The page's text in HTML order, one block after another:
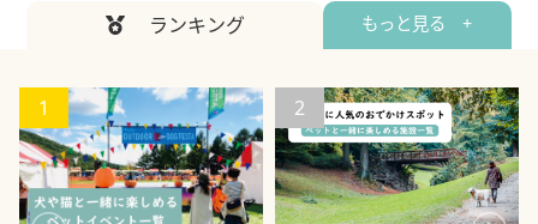
ランキング もっと見る +
1 2